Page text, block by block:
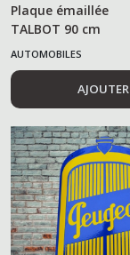
Plaque émaillée
TALBOT 90 cm
AUTOMOBILES
AJOUTER